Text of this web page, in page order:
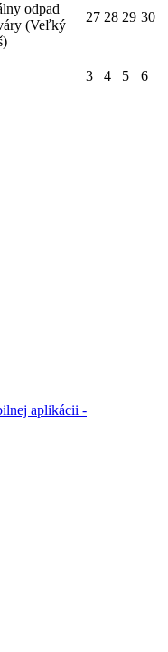
odpad
(Veľký
27 28 29 30
3 4 5
6
aplikácii -